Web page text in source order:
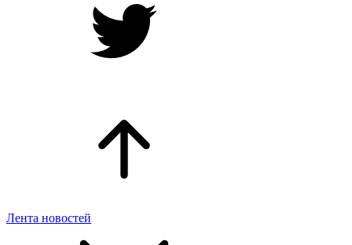
Лента новостей